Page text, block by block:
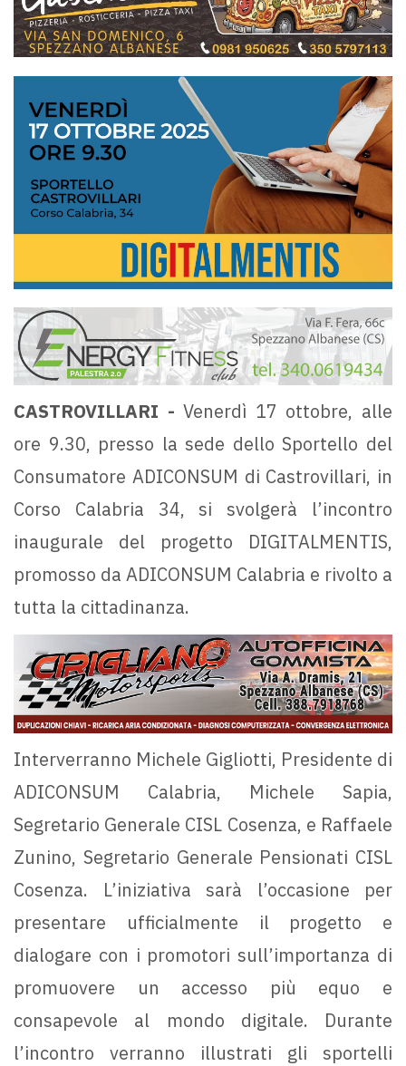
CASTROVILLARI -Venerdì 17 ottobre, alle
ore 9.30, presso la sede dello Sportello del
Consumatore ADICONSUM di Castrovillari, in
Corso Calabria 34, si svolgerà l’incontro
inaugurale del progetto DIGITALMENTIS,
promosso da ADICONSUM Calabria e rivolto a
tutta la cittadinanza.
Interverranno Michele Gigliotti, Presidente di
ADICONSUM Calabria, Michele Sapia,
Segretario Generale CISL Cosenza, e Raffaele
Zunino, Segretario Generale Pensionati CISL
Cosenza. L’iniziativa sarà l’occasione per
presentare ufficialmente il progetto e
dialogare con i promotori sull’importanza di
promuovere un accesso più equo e
consapevole al mondo digitale. Durante
l’incontro verranno illustrati gli sportelli